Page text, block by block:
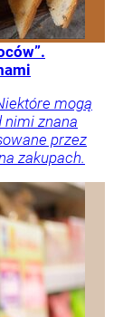
mogą
nimi znana
przez
zakupach.